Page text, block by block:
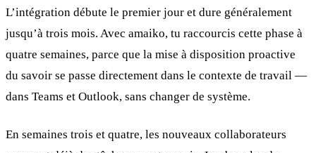
L’intégration débute le premier jour et dure généralement
jusqu’à trois mois. Avec amaiko, tu raccourcis cette phase à
quatre semaines, parce que la mise à disposition proactive
du savoir se passe directement dans le contexte de travail —
dans Teams et Outlook, sans changer de système.
En semaines trois et quatre, les nouveaux collaborateurs